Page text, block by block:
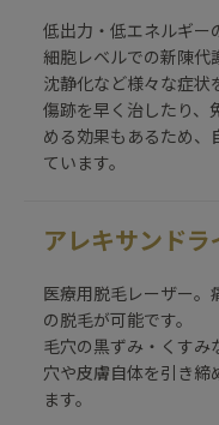
低出力・低エネルギー
細胞レベルでの新陳代
沈静化など様々な症状
傷跡を早く治したり、
める効果もあるため、
ています。
アレキサンドラ
医療用脱毛レーザー。
の脱毛が可能です。
毛穴の黒ずみ・くすみ
穴や皮膚自体を引き締
ます。